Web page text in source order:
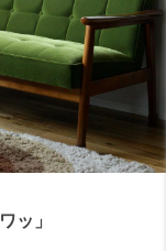
ッ」